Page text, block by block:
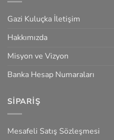
Gazi Kuluçka İletişim
Hakkımızda
Misyon ve Vizyon
Banka Hesap Numaraları
SIPARIŞ
Mesafeli Satış Sözleşmesi